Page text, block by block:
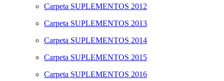
Carpeta SUPLEMENTOS 2012
Carpeta SUPLEMENTOS 2013
Carpeta SUPLEMENTOS 2014
Carpeta SUPLEMENTOS 2015
Carpeta SUPLEMENTOS 2016